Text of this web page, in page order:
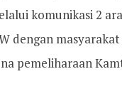
komunikasi 2
dengan
pemeliharaan